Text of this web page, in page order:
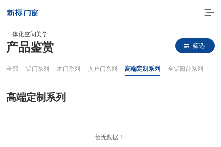
一体化空间美学
产品鉴赏 筛选
全部 铝门系列 木门系列 入户门系列 高端定制系列 全铝阳台系列
高端定制系列
暂无数据！